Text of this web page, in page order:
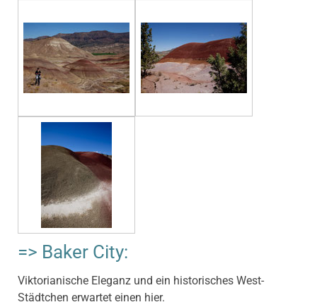
=> Baker City:
Viktorianische Eleganz und ein historisches West-
Städtchen erwartet einen hier.